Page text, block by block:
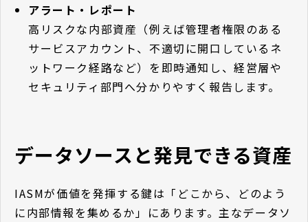
アラート・レポート
高リスクな内部資産（例えば管理者権限のある
サービスアカウント、不適切に開口しているネ
ットワーク経路など）を即時通知し、経営層や
セキュリティ部門へ分かりやすく報告します。
データソースと発見できる資産
IASMが価値を発揮する鍵は「どこから、どのよう
に内部情報を集めるか」にあります。主なデータソ